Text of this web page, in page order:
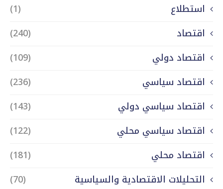
استطلاع
(1)
اقتصاد
(240)
اقتصاد دولي
(109)
اقتصاد سياسي
(236)
اقتصاد سياسي دولي
(143)
اقتصاد سياسي محلي
(122)
اقتصاد محلي
(181)
التحليلات الاقتصادية والسياسية
(70)